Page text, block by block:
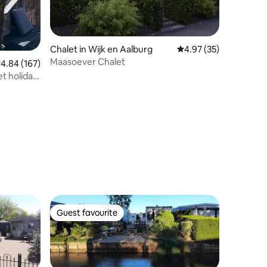
out of 5 average rating, 167 reviews
4.84 (167)
holiday
Chalet in Wijk en Aalburg 4.97 out of 5
4.97 (35)
Maasoever Chalet
Guest favourite
Guest favourite